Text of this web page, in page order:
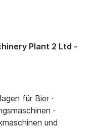
Plant 2 Ltd -
für Bier ·
·
und